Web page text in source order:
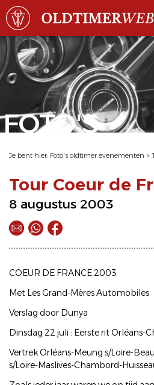
FOTO'S
Je bent hier: Foto's oldtimer evenementen >
Tour Coeur de
8 augustus 2003
COEUR DE FRANCE 2003
Met Les Grand-Mères Automobiles
Verslag door Dunya
Dinsdag 22 juli : Eerste rit Orléans-
Vertrek Orléans-Meung s/Loire-
s/Loire-Maslives-Chambord-